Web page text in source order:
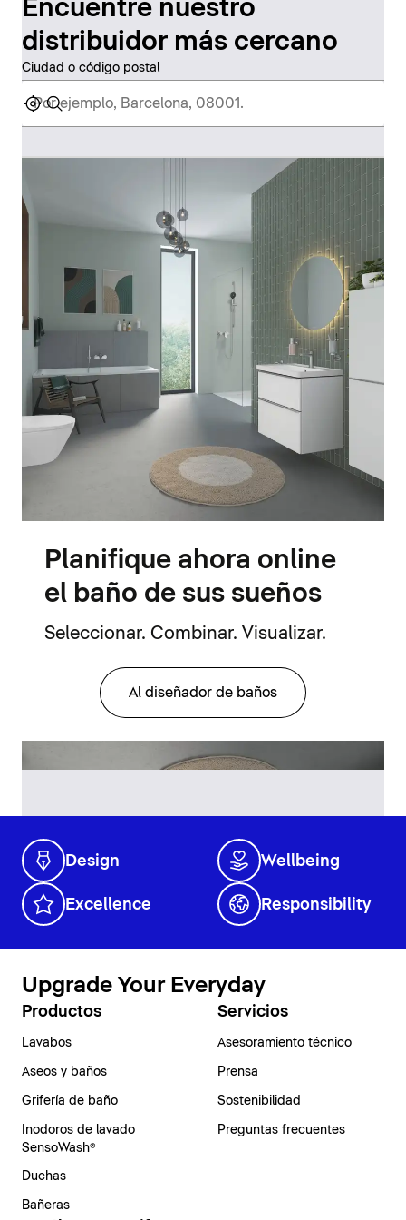
Encuentre nuestro
distribuidor más cercano
Ciudad o código postal
Planifique ahora online
el baño de sus sueños
Seleccionar. Combinar. Visualizar.
Al diseñador de baños
Design Wellbeing
Excellence Responsibility
Upgrade Your Everyday
Productos
Lavabos
Aseos y baños
Grifería de baño
Inodoros de lavado
SensoWash®
Duchas
Bañeras
Servicios
Asesoramiento técnico
Prensa
Sostenibilidad
Preguntas frecuentes